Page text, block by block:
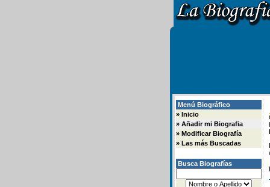
Menú Biográfico
» Inicio
» Añadir mi Biografia
» Modificar Biografía
» Las más Buscadas
Busca Biografías